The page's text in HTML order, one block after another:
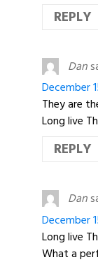
REPLY
Dan
December
They are
Long live
REPLY
Dan
December
Long live
What a